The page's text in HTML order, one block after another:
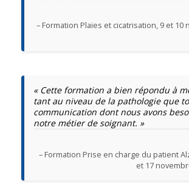
– Formation Plaies et cicatrisation, 9 et 10
« Cette formation a bien répondu à
tant au niveau de la pathologie que
communication dont nous avons
notre métier de soignant. »
– Formation Prise en charge du patient
et 17